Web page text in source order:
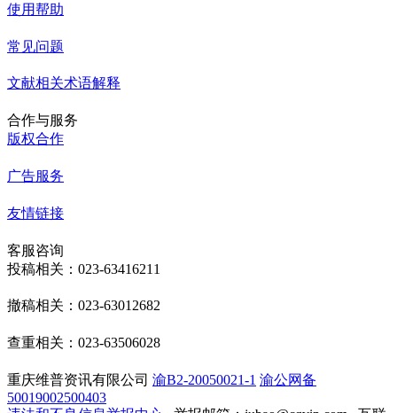
使用帮助
常见问题
文献相关术语解释
合作与服务
版权合作
广告服务
友情链接
客服咨询
投稿相关：023-63416211
撤稿相关：023-63012682
查重相关：023-63506028
重庆维普资讯有限公司 渝B2-20050021-1 渝公网备
50019002500403